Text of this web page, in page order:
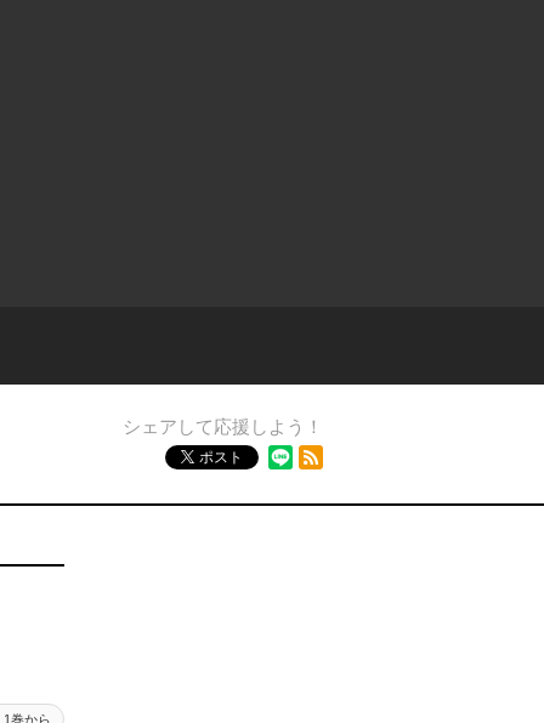
シェアして応援しよう！
ポスト
1巻から